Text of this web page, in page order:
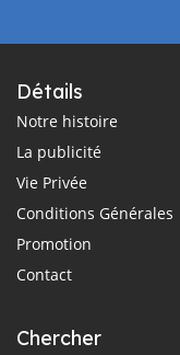
Détails
Notre histoire
La publicité
Vie Privée
Conditions Générales
Promotion
Contact
Chercher